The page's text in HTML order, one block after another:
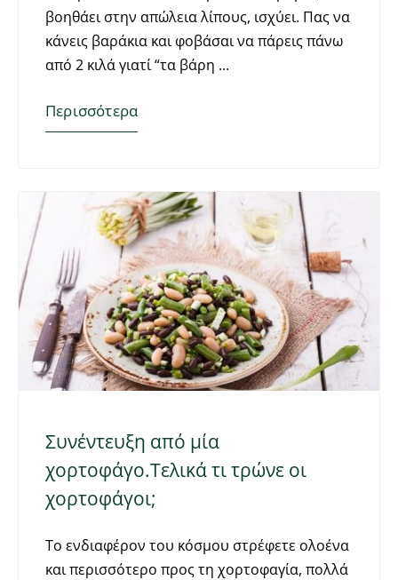
βοηθάει στην απώλεια λίπους, ισχύει. Πας να
κάνεις βαράκια και φοβάσαι να πάρεις πάνω
από 2 κιλά γιατί “τα βάρη
Περισσότερα
Συνέντευξη από μία
χορτοφάγο.Τελικά τι τρώνε οι
χορτοφάγοι;
Το ενδιαφέρον του κόσμου στρέφετε ολοένα
και περισσότερο προς τη χορτοφαγία, πολλά